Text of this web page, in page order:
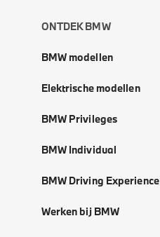
ONTDEK BMW
BMW modellen
Elektrische modellen
BMW Privileges
BMW Individual
BMW Driving Experience
Werken bij BMW